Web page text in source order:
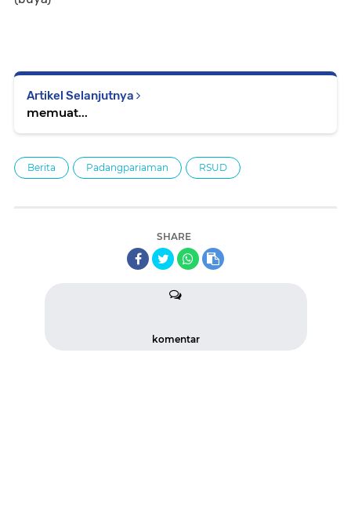
Artikel Selanjutnya
memuat...
Berita Padangpariaman RSUD
SHARE
komentar